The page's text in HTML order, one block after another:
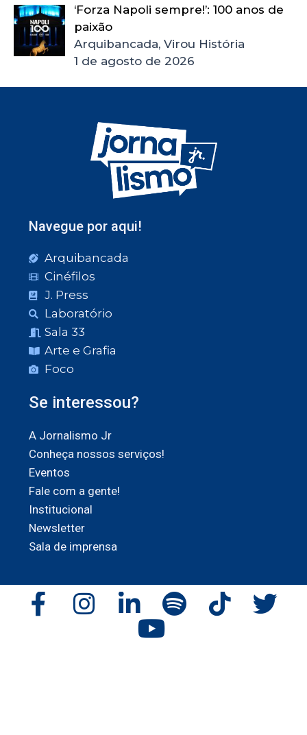
‘Forza Napoli sempre!’: 100 anos de
paixão
Arquibancada, Virou História
1 de agosto de 2026
Navegue por aqui!
Arquibancada
Cinéfilos
J. Press
Laboratório
Sala 33
Arte e Grafia
Foco
Se interessou?
A Jornalismo Jr
Conheça nossos serviços!
Eventos
Fale com a gente!
Institucional
Newsletter
Sala de imprensa